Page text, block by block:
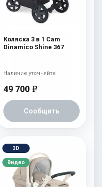
Коляска 3 в 1 Cam
Dinamico Shine 367
49 700 e
Сообщить
Наличие уточняйте
3D
Видео